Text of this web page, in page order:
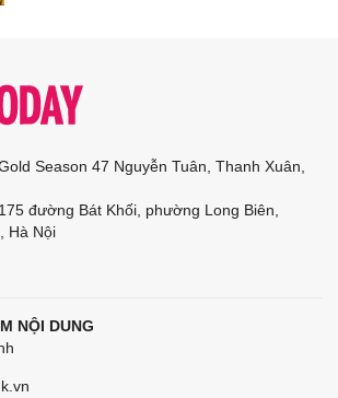
Season 47 Nguyễn Tuân, Thanh Xuân,
đường Bát Khối, phường Long Biên,
Hà Nội
NỘI DUNG